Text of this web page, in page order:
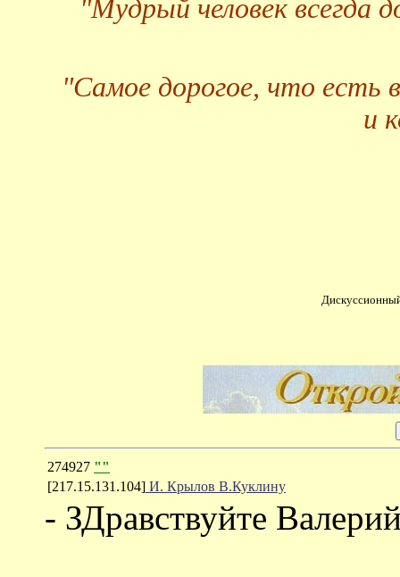
"Мудрый человек всегда
"Самое дорогое, что есть
и
274927 ""
[217.15.131.104] И. Крылов В.Куклину
- ЗДравствуйте